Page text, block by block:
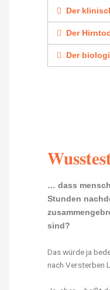
Der
Der Hirntod
Der
… dass
Stunden
sind?
Das würde ja
nach Versterben